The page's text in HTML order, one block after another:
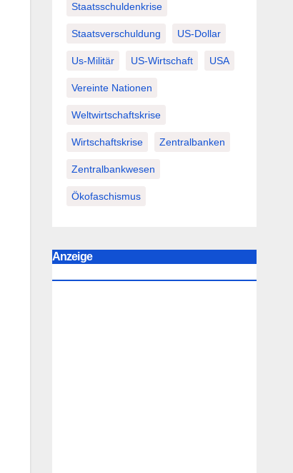
Staatsschuldenkrise
Staatsverschuldung US-Dollar
Us-Militär US-Wirtschaft USA
Vereinte Nationen
Weltwirtschaftskrise
Wirtschaftskrise Zentralbanken
Zentralbankwesen
Ökofaschismus
Anzeige